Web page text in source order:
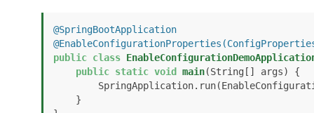
@SpringBootApplication
public class
public static void main(String[] args)
{